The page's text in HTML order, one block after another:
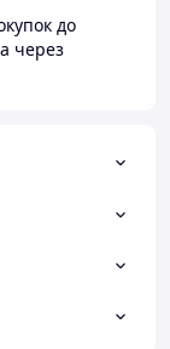
до
через